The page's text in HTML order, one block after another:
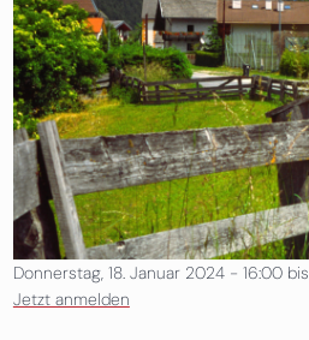
Donnerstag, 18. Januar 2024 - 16:00bis
Jetzt anmelden